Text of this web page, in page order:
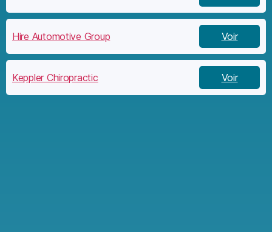
Hire Automotive Group Voir
Keppler Chiropractic Voir